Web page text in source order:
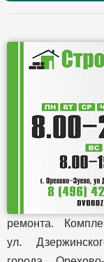
ремонта.
ул.